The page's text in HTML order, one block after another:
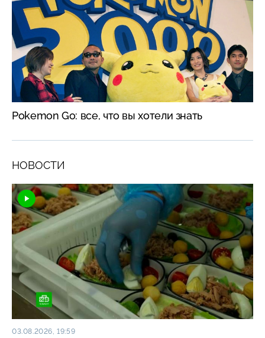
Pokemon Go: все, что вы хотели знать
НОВОСТИ
03.08.2026, 19:59